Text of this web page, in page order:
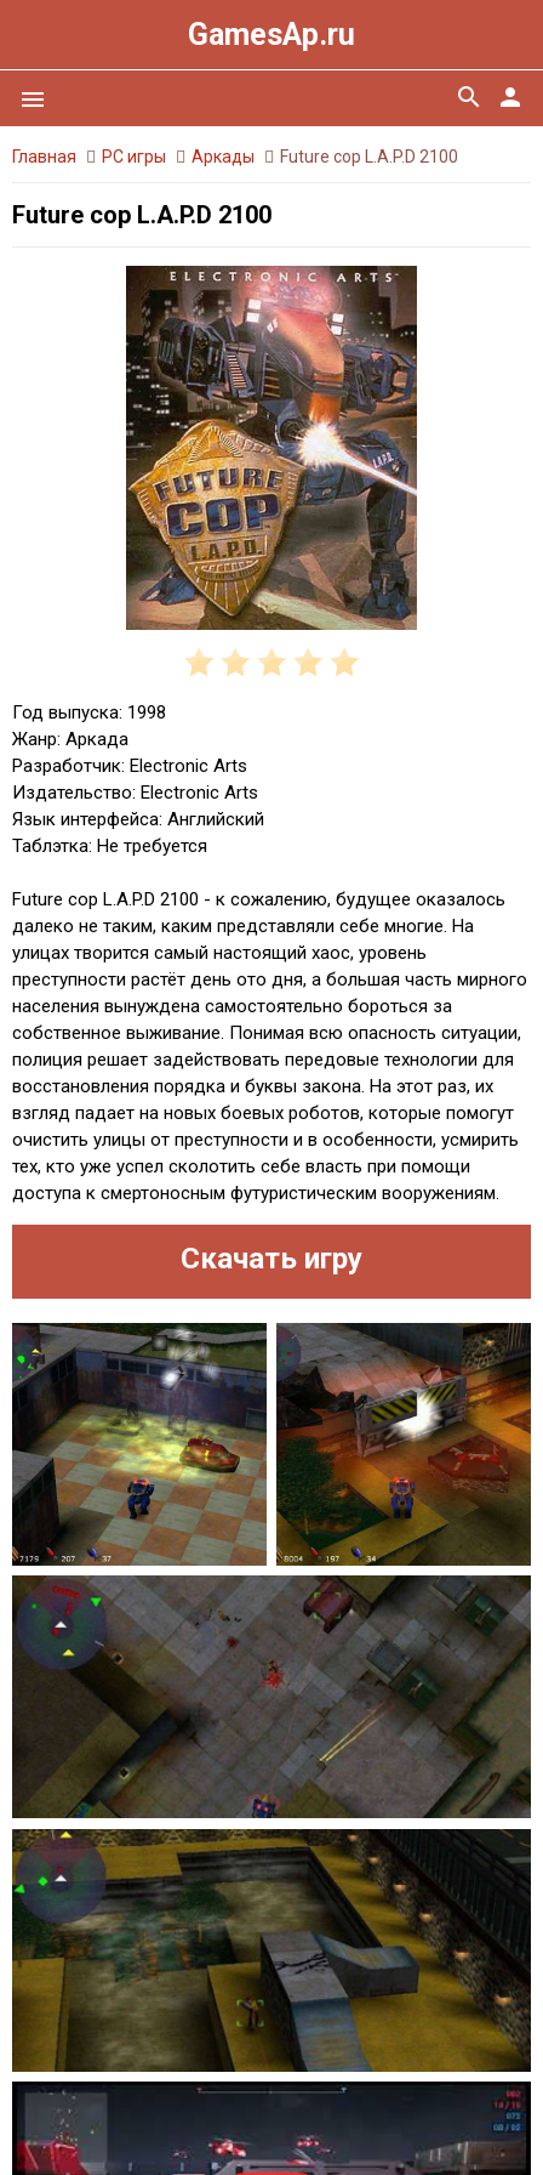
GamesAp.ru
menu person
search
Главная PC игры Аркады Future cop L.A.P.D 2100
Future cop L.A.P.D 2100
Год выпуска: 1998
Жанр: Аркада
Разработчик: Electronic Arts
Издательство: Electronic Arts
Язык интерфейса: Английский
Таблэтка: Не требуется
Future cop L.A.P.D 2100 - к сожалению, будущее оказалось
далеко не таким, каким представляли себе многие. На
улицах творится самый настоящий хаос, уровень
преступности растёт день ото дня, а большая часть мирного
населения вынуждена самостоятельно бороться за
собственное выживание. Понимая всю опасность ситуации,
полиция решает задействовать передовые технологии для
восстановления порядка и буквы закона. На этот раз, их
взгляд падает на новых боевых роботов, которые помогут
очистить улицы от преступности и в особенности, усмирить
тех, кто уже успел сколотить себе власть при помощи
доступа к смертоносным футуристическим вооружениям.
Скачать игру